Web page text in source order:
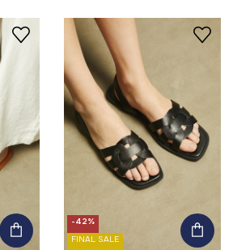
-42%
FINAL SALE